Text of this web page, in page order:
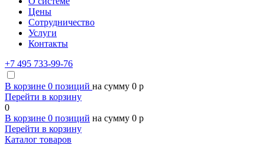
Цены
Сотрудничество
Услуги
Контакты
+7 495 733-99-76
В корзине 0 позиций на сумму 0 p
Перейти в корзину
0
В корзине 0 позиций на сумму 0 p
Перейти в корзину
Каталог товаров